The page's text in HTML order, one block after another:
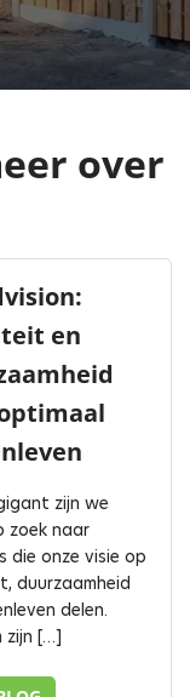
over
en
zijn we
zoek naar
die onze visie op
duurzaamheid
delen.
zijn […]